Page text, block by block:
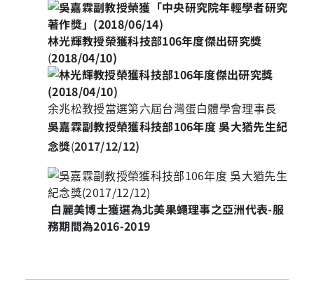
林光輝教授榮獲科技部106年度傑出研究獎
(2018/04/10)
余兆松教授當選第六屆台灣蛋白體學會理事長
吳嘉霖副教授榮獲科技部106年度 吳大猶先生紀
念獎(2017/12/12)
白麗美博士獲選為北美果蠅理事之亞洲代表-服
務期間為2016-2019